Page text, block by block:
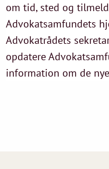
om tid, sted og
Advokatsamfundets
Advokatrådets
opdatere
information om de